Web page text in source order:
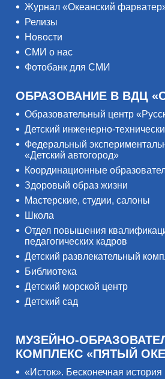
Журнал «Океанский
Релизы
Новости
СМИ о нас
Фотобанк для СМИ
ОБРАЗОВАНИЕ В ВДЦ
Образовательный центр
Детский инженерно-
Федеральный
«Детский автогород»
Координационные
Здоровый образ жизни
Мастерские, студии, салоны
Школа
Отдел повышения
педагогических кадров
Детский развлекательный
Библиотека
Детский морской центр
Детский сад
МУЗЕЙНО-
КОМПЛЕКС «ПЯТЫЙ
«Исток». Бесконечная история